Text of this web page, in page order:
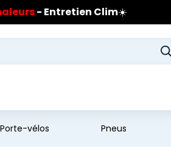
pneus Bridgestone
:réflexe sécurité🔥
sur les pneus Bridgestone
Porte-vélos Pneus